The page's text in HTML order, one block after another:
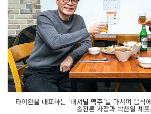
타이완을 대표하는 ‘내셔널 맥주’를 마시며 음식
송진론 사장과 박찬일 셰프.